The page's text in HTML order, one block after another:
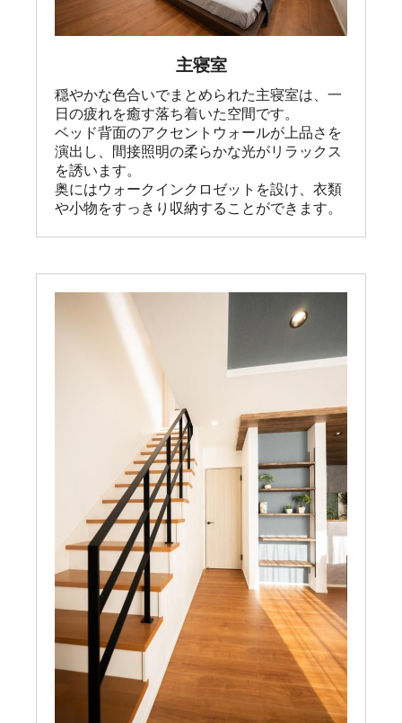
主寝室
穏やかな色合いでまとめられた主寝室は、一
日の疲れを癒す落ち着いた空間です。
ベッド背面のアクセントウォールが上品さを
演出し、間接照明の柔らかな光がリラックス
を誘います。
奥にはウォークインクロゼットを設け、衣類
や小物をすっきり収納することができます。